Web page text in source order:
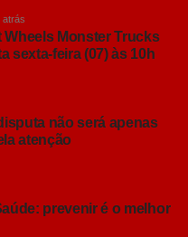
diferente.
mais sobre aquilo que
cerveja tem determinado
e uma IPA ou
o resultado final
interessante. Não existe
tem aquele que
e com cada
especialista em
atrás
Wheels Monster Trucks
sexta-feira (07) às 10h
não será apenas
atenção
prevenir é o melhor